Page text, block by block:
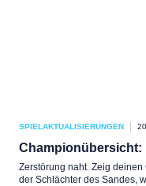
SPIELAKTUALISIERUNGEN
Championübersicht:
Zerstörung naht. Zeig
der Schlächter des Sandes,